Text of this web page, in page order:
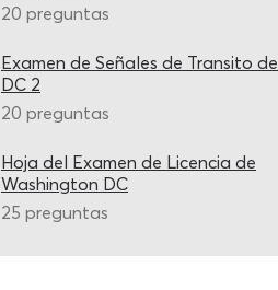
20 preguntas
Examen de Señales de Transito de
DC 2
20 preguntas
Hoja del Examen de Licencia de
Washington DC
25 preguntas